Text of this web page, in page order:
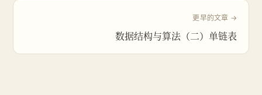
更早的文章 →
数据结构与算法（二）单链表